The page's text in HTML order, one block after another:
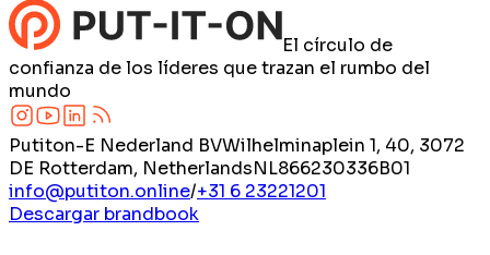
El círculo de
confianza de los líderes que trazan el rumbo del
mundo
Putiton-E Nederland BVWilhelminaplein 1, 40, 3072
DE Rotterdam, NetherlandsNL866230336B01
info@putiton.online/+31 6 23221201
Descargar brandbook